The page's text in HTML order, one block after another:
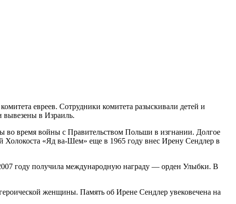
евреев. Сотрудники комитета разыскивали детей и
вывезены в Израиль.
во время войны с Правительством Польши в изгнании. Долгое
Холокоста «Яд ва-Шем» еще в 1965 году внес Ирену Сендлер в
году получила международную награду — орден Улыбки. В
женщины. Память об Ирене Сендлер увековечена на